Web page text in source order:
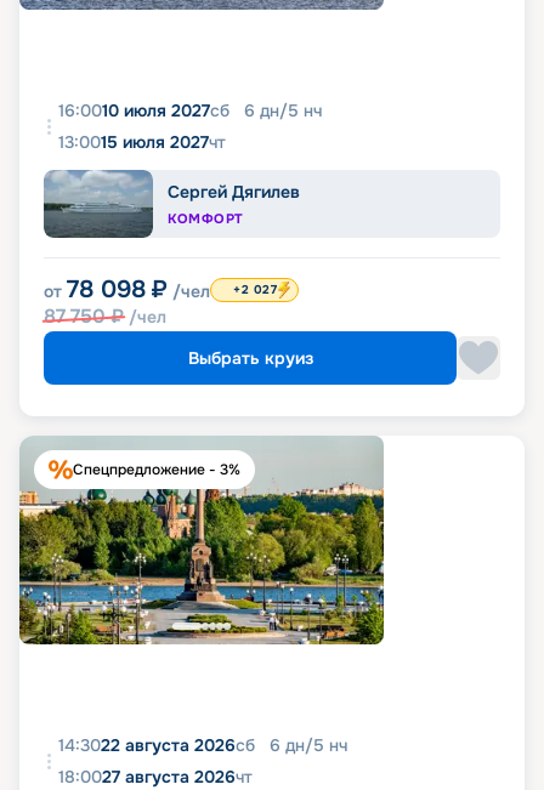
16:0010 июля 2027сб 6 дн/5 нч
13:0015 июля 2027чт
Сергей Дягилев
КОМФОРТ
от 78 098 ₽ /чел
87 750₽ /чел
+2 027
Выбрать круиз
Спецпредложение - 3%
14:3022 августа 2026сб 6 дн/5 нч
18:0027 августа 2026чт